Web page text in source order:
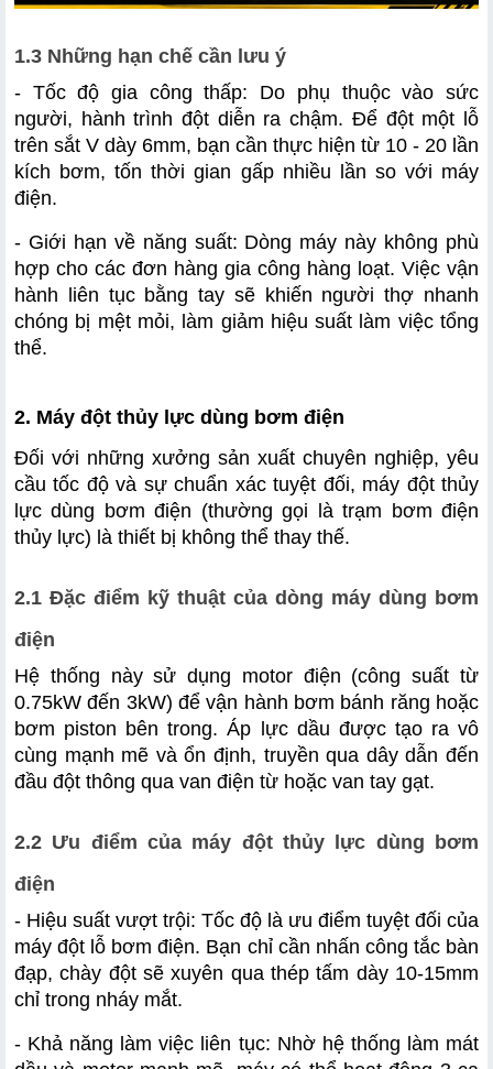
1.3 Những hạn chế cần lưu ý
- Tốc độ gia công thấp: Do phụ thuộc vào sức
người, hành trình đột diễn ra chậm. Để đột một lỗ
trên sắt V dày 6mm, bạn cần thực hiện từ 10 - 20 lần
kích bơm, tốn thời gian gấp nhiều lần so với máy
điện.
- Giới hạn về năng suất: Dòng máy này không phù
hợp cho các đơn hàng gia công hàng loạt. Việc vận
hành liên tục bằng tay sẽ khiến người thợ nhanh
chóng bị mệt mỏi, làm giảm hiệu suất làm việc tổng
thể.
2. Máy đột thủy lực dùng bơm điện
Đối với những xưởng sản xuất chuyên nghiệp, yêu
cầu tốc độ và sự chuẩn xác tuyệt đối, máy đột thủy
lực dùng bơm điện (thường gọi là trạm bơm điện
thủy lực) là thiết bị không thể thay thế.
2.1 Đặc điểm kỹ thuật của dòng máy dùng bơm
điện
Hệ thống này sử dụng motor điện (công suất từ
0.75kW đến 3kW) để vận hành bơm bánh răng hoặc
bơm piston bên trong. Áp lực dầu được tạo ra vô
cùng mạnh mẽ và ổn định, truyền qua dây dẫn đến
đầu đột thông qua van điện từ hoặc van tay gạt.
2.2 Ưu điểm của máy đột thủy lực dùng bơm
điện
- Hiệu suất vượt trội: Tốc độ là ưu điểm tuyệt đối của
máy đột lỗ bơm điện. Bạn chỉ cần nhấn công tắc bàn
đạp, chày đột sẽ xuyên qua thép tấm dày 10-15mm
chỉ trong nháy mắt.
- Khả năng làm việc liên tục: Nhờ hệ thống làm mát